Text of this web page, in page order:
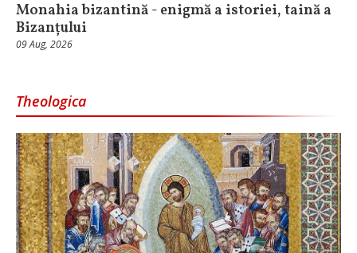
Monahia bizantină - enigmă a istoriei, taină a
Bizanțului
09 Aug, 2026
Theologica